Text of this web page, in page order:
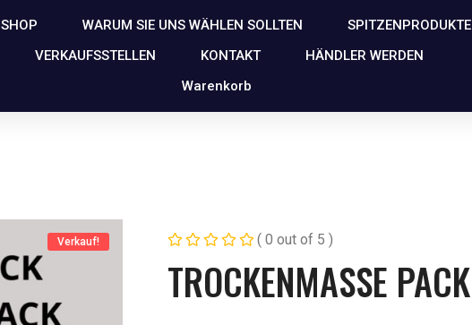
SHOP WARUM SIE UNS WÄHLEN SOLLTEN
SPITZENPRODUKTE
VERKAUFSSTELLEN KONTAKT HÄNDLER WERDEN
Warenkorb
Verkauf! ( 0 out of 5 )
TROCKENMASSE PACK